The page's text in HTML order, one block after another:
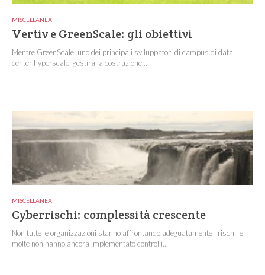
MISCELLANEA
Vertiv e GreenScale: gli obiettivi
Mentre GreenScale, uno dei principali sviluppatori di campus di data
center hyperscale, gestirà la costruzione...
MISCELLANEA
Cyberrischi: complessità crescente
Non tutte le organizzazioni stanno affrontando adeguatamente i rischi, e
molte non hanno ancora implementato controlli...